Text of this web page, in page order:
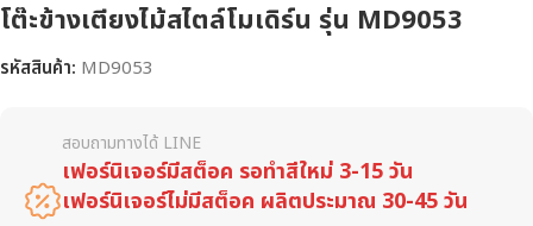
โต๊ะข้างเตียงไม้สไตล์โมเดิร์น รุ่น MD9053
รหัสสินค้า: MD9053
สอบถามทางได้ LINE
เฟอร์นิเจอร์มีสต็อค รอทำสีใหม่ 3-15 วัน
เฟอร์นิเจอร์ไม่มีสต็อค ผลิตประมาณ 30-45 วัน